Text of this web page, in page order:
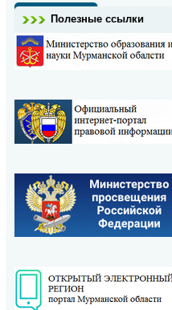
Полезные ссылки